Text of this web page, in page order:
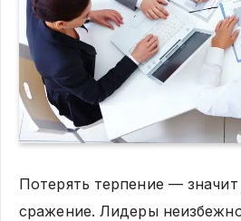
Потерять терпение — значит
сражение. Лидеры